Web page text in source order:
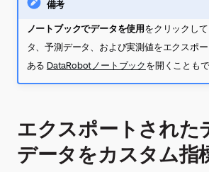
備考
ノートブックでデータを使用をクリックし
タ、予測データ、および実測値をエクスポ
ある DataRobotノートブックを開くこともで
エクスポートされた
データをカスタム指